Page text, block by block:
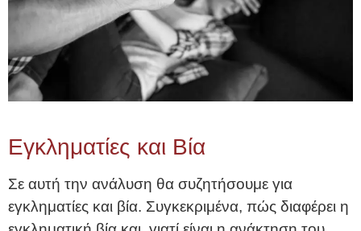
Εγκληματίες και Βία
Σε αυτή την ανάλυση θα συζητήσουμε για
εγκληματίες και βία. Συγκεκριμένα, πώς διαφέρει η